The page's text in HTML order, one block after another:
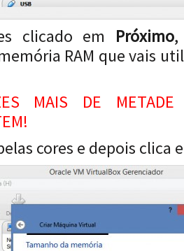
clicado em Próximo,
RAM que vais
MAIS DE
cores e depois clica